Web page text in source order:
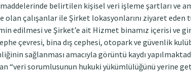
belirtilen kişisel veri işleme şartları ve
olan çalışanlar ile Şirket lokasyonlarını ziyaret
edilmesi ve Şirket’e ait Hizmet binamız içerisi ve
çevresi, bina dış cephesi, otopark ve güvenlik
sağlanması amacıyla görüntü kaydı
“veri sorumlusunun hukuki yükümlülüğünü yerine